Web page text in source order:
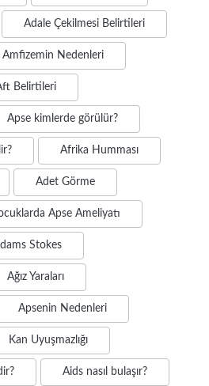
Adale Çekilmesi Belirtileri
Amfizemin Nedenleri
Belirtileri
Apse kimlerde görülür?
Afrika Humması
Adet Görme
Apse Ameliyatı
Stokes
Ağız Yaraları
Apsenin Nedenleri
Kan Uyuşmazlığı
Aids nasıl bulaşır?